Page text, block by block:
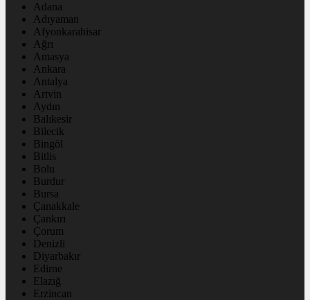
Adana
Adıyaman
Afyonkarahisar
Ağrı
Amasya
Ankara
Antalya
Artvin
Aydın
Balıkesir
Bilecik
Bingöl
Bitlis
Bolu
Burdur
Bursa
Çanakkale
Çankırı
Çorum
Denizli
Diyarbakır
Edirne
Elazığ
Erzincan